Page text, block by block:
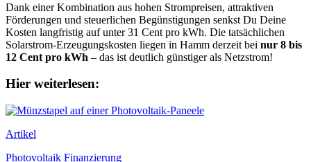
Dank einer Kombination aus hohen Strompreisen, attraktiven
Förderungen und steuerlichen Begünstigungen senkst Du Deine
Kosten langfristig auf unter 31 Cent pro kWh. Die tatsächlichen
Solarstrom-Erzeugungskosten liegen in Hamm derzeit bei nur 8 bis
12 Cent pro kWh – das ist deutlich günstiger als Netzstrom!
Hier weiterlesen:
Artikel
Photovoltaik Finanzierung